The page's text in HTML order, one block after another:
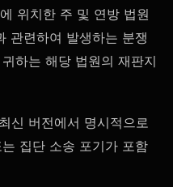
위치한 주 및 연방 법원
관련하여 발생하는 분쟁
하는 해당 법원의 재판지
신 버전에서 명시적으로
집단 소송 포기가 포함